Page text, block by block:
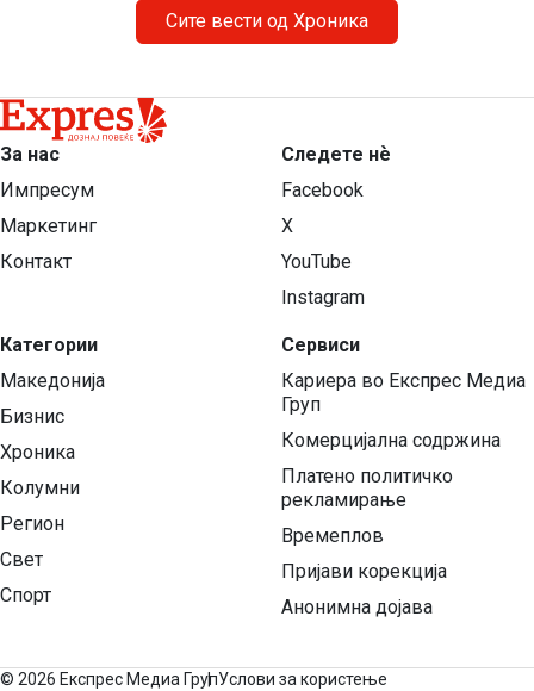
прекршоци, поврзани со недозволена трговија и
поседување дрога.
Сите вести од Хроника
За нас
Импресум
Маркетинг
Контакт
Категории
Македонија
Бизнис
Хроника
Колумни
Регион
Свет
Спорт
Следете нѐ
Facebook
X
YouTube
Instagram
Сервиси
Кариера во Експрес Медиа
Груп
Комерцијална содржина
Платено политичко
рекламирање
Времеплов
Пријави корекција
Анонимна дојава
© 2026 Експрес Медиа ГрупУслови за користење